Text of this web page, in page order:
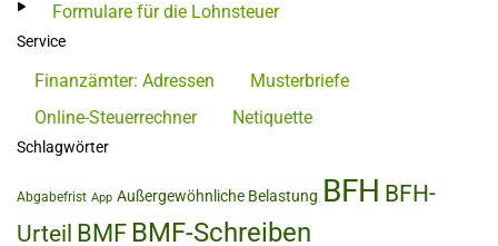
Formulare für die Lohnsteuer
Service
Finanzämter: Adressen
Musterbriefe
Online-Steuerrechner
Netiquette
Schlagwörter
Abgabefrist App Außergewöhnliche Belastung BFH BFH-
Urteil BMF BMF-Schreiben